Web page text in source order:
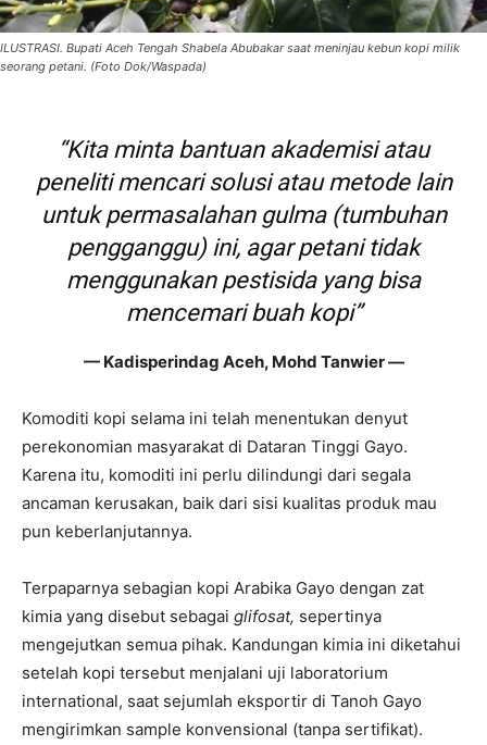
ILUSTRASI. Bupati Aceh Tengah Shabela Abubakar saat meninjau kebun kopi milik
seorang petani. (Foto Dok/Waspada)
“Kita minta bantuan akademisi atau
peneliti mencari solusi atau metode lain
untuk permasalahan gulma (tumbuhan
pengganggu) ini, agar petani tidak
menggunakan pestisida yang bisa
mencemari buah kopi”
— Kadisperindag Aceh, Mohd Tanwier —
Komoditi kopi selama ini telah menentukan denyut
perekonomian masyarakat di Dataran Tinggi Gayo.
Karena itu, komoditi ini perlu dilindungi dari segala
ancaman kerusakan, baik dari sisi kualitas produk mau
pun keberlanjutannya.
Terpaparnya sebagian kopi Arabika Gayo dengan zat
kimia yang disebut sebagai glifosat, sepertinya
mengejutkan semua pihak. Kandungan kimia ini diketahui
setelah kopi tersebut menjalani uji laboratorium
international, saat sejumlah eksportir di Tanoh Gayo
mengirimkan sample konvensional (tanpa sertifikat).